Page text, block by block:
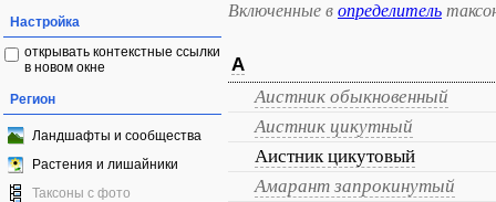
Настройка
открывать контекстные ссылки
в новом окне
Регион
Ландшафты и сообщества
Растения и лишайники
Таксоны с фото
Включенные в определитель
А
Аистник обыкновенный
Аистник цикутный
Аистник цикутовый
Амарант запрокинутый